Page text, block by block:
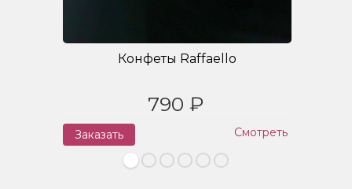
Конфеты Raffaello
790 ₽
Заказать Смотреть